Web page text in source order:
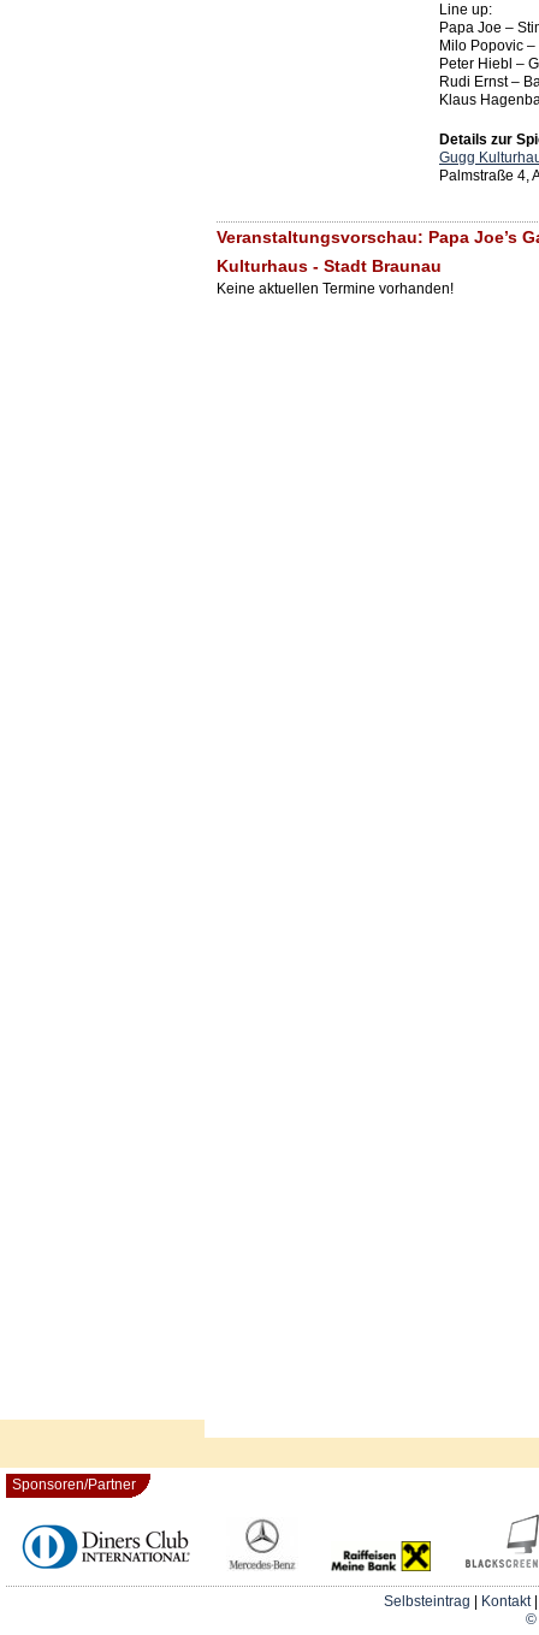
Line up:
Papa Joe –
Milo Popovic –
Peter Hiebl –
Rudi Ernst –
Klaus
Details zur
Gugg
Palmstraße 4,
Veranstaltungsvorschau: Papa Joe’s
Kulturhaus - Stadt Braunau
Keine aktuellen Termine vorhanden!
Sponsoren/Partner
Selbsteintrag Kontakt
©